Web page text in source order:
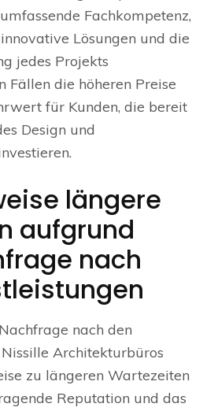
Fachkompetenz,
Lösungen und die
jedes Projekts
Fällen die höheren Preise
für Kunden, die bereit
Design und
längere
aufgrund
nach
nach den
Architekturbüros
zu längeren Wartezeiten
Reputation und das